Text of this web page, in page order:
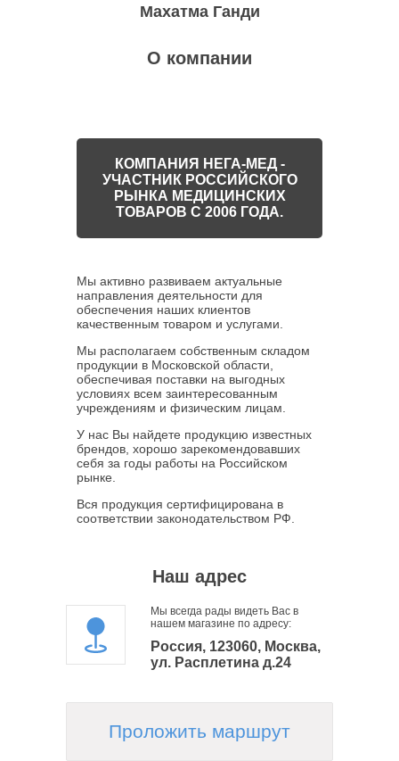
Махатма Ганди
О компании
КОМПАНИЯ НЕГА-МЕД -
УЧАСТНИК РОССИЙСКОГО
РЫНКА МЕДИЦИНСКИХ
ТОВАРОВ С 2006 ГОДА.
Мы активно развиваем актуальные
направления деятельности для
обеспечения наших клиентов
качественным товаром и услугами.
Мы располагаем собственным складом
продукции в Московской области,
обеспечивая поставки на выгодных
условиях всем заинтересованным
учреждениям и физическим лицам.
У нас Вы найдете продукцию известных
брендов, хорошо зарекомендовавших
себя за годы работы на Российском
рынке.
Вся продукция сертифицирована в
соответствии законодательством РФ.
Наш адрес
Мы всегда рады видеть Вас в
нашем магазине по адресу:
Россия, 123060, Москва,
ул. Расплетина д.24
Проложить маршрут